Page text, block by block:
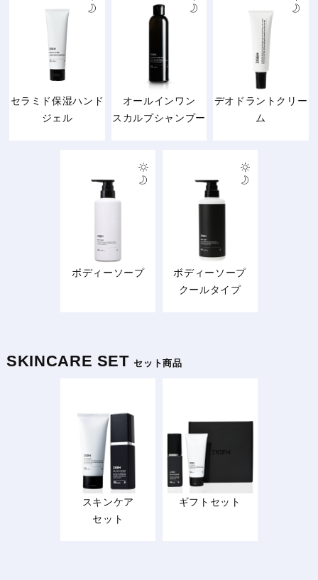
セラミド保湿ハンド
ジェル
オールインワン
スカルプシャンプー
デオドラントクリー
ム
ボディーソープ
ボディーソープ
クールタイプ
SKINCARE SETセット商品
スキンケア
セット
ギフトセット